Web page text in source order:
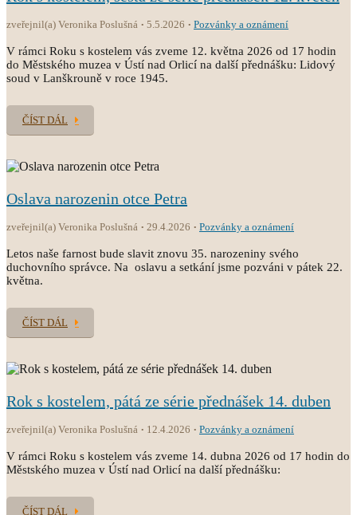
zveřejnil(a) Veronika Poslušná 5.5.2026 Pozvánky a oznámení
V rámci Roku s kostelem vás zveme 12. května 2026 od 17 hodin
do Městského muzea v Ústí nad Orlicí na další přednášku: Lidový
soud v Lanškrouně v roce 1945.
ČÍST DÁL
Oslava narozenin otce Petra
zveřejnil(a) Veronika Poslušná 29.4.2026 Pozvánky a oznámení
Letos naše farnost bude slavit znovu 35. narozeniny svého
duchovního správce. Na oslavu a setkání jsme pozváni v pátek 22.
května.
ČÍST DÁL
Rok s kostelem, pátá ze série přednášek 14. duben
zveřejnil(a) Veronika Poslušná 12.4.2026 Pozvánky a oznámení
V rámci Roku s kostelem vás zveme 14. dubna 2026 od 17 hodin do
Městského muzea v Ústí nad Orlicí na další přednášku:
ČÍST DÁL